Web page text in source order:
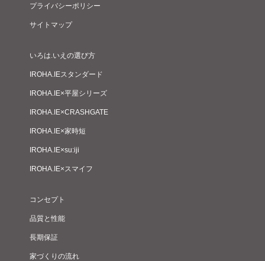
プライバシーポリシー
サイトマップ
いろは.いえの選び方
IROHA.IEスタンダード
IROHA.IE×平屋シリーズ
IROHA.IE×CRASHGATE
IROHA.IE×家時短
IROHA.IE×su:iji
IROHA.IE×スマイフ
コンセプト
品質と性能
長期保証
家づくりの流れ